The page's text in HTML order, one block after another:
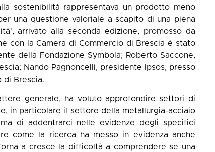
sostenibilità rappresentava un prodotto meno
una questione valoriale a scapito di una piena
arrivato alla seconda edizione, promosso da
con la Camera di Commercio di Brescia è stato
della Fondazione Symbola; Roberto Saccone,
Nando Pagnoncelli, presidente Ipsos, presso
di Brescia.
generale, ha voluto approfondire settori di
in particolare il settore della metallurgia-acciaio
di addentrarci nelle evidenze degli specifici
come la ricerca ha messo in evidenza anche
a cresce la difficoltà a comprendere se una